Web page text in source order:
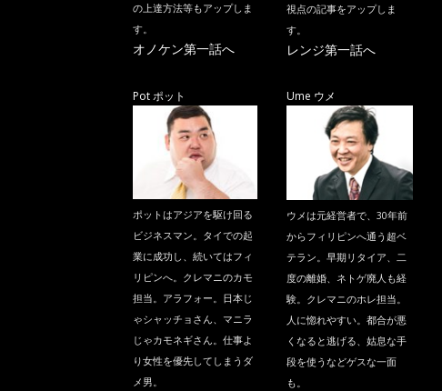
の上達方法等もアップしま
す。
オノケン第一話へ
視点の記事をアップしま
す。
レンジ第一話へ
Pot ポット
ポットはアジアを駆け回る
ビジネスマン。タイでの起
業に成功し、続いてはフィ
リピンへ。クレマニのカモ
担当。アラフォー。日本じ
ゃシャッチョさん、マニラ
じゃカモネギさん。仕事よ
り女性を優先してしまうダ
メ男。
Ume ウメ
ウメは元経営者で、30年前
からフィリピンへ通う超ベ
テラン。早期リタイア、二
度の離婚、ネトゲ廃人も経
験。クレマニのホレ担当。
人に惚れやすい。都合が悪
くなると逃げる、姑息な手
段を使うなどゲスな一面
も。